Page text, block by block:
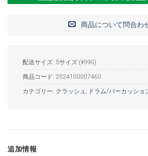
商品について問合わ
配送サイズ: Sサイズ (¥990)
商品コード: 2024100007460
カテゴリー: クラッシュ, ドラム/パーカッショ
追加情報